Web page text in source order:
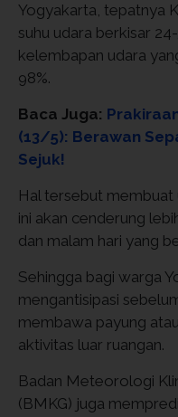
Yogyakarta, tepatnya
suhu udara berkisar
kelembapan udara
98%.
Baca Juga:
(13/5): Berawan
Sejuk!
Hal tersebut membuat
ini akan cenderung
dan malam hari yang
Sehingga bagi warga
mengantisipasi
membawa payung
aktivitas luar ruangan.
Badan Meteorologi
(BMKG) juga